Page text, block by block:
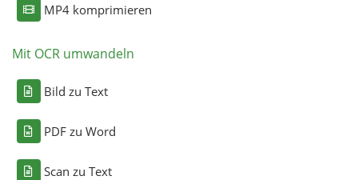
MP4 komprimieren
Mit OCR umwandeln
Bild zu Text
PDF zu Word
Scan zu Text